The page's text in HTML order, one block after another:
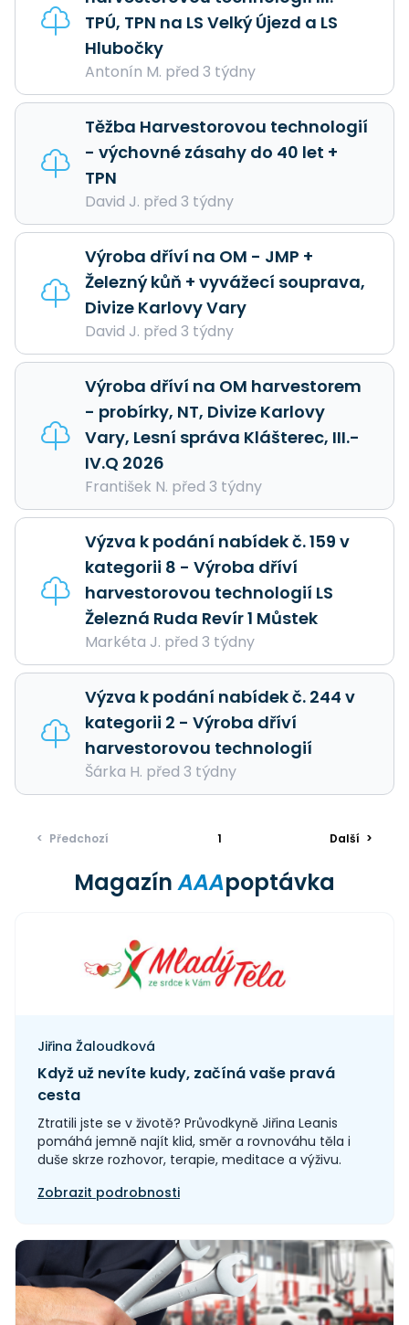
TPÚ, TPN na LS Velký Újezd a LS
Hlubočky
Antonín M. před 3 týdny
Těžba Harvestorovou technologií
- výchovné zásahy do 40 let +
TPN
David J. před 3 týdny
Výroba dříví na OM - JMP +
Železný kůň + vyvážecí souprava,
Divize Karlovy Vary
David J. před 3 týdny
Výroba dříví na OM harvestorem
- probírky, NT, Divize Karlovy
Vary, Lesní správa Klášterec, III.-
IV.Q 2026
František N. před 3 týdny
Výzva k podání nabídek č. 159 v
kategorii 8 - Výroba dříví
harvestorovou technologií LS
Železná Ruda Revír 1 Můstek
Markéta J. před 3 týdny
Výzva k podání nabídek č. 244 v
kategorii 2 - Výroba dříví
harvestorovou technologií
Šárka H. před 3 týdny
< Předchozí 1 Další >
MagazínAAApoptávka
Jiřina Žaloudková
Když už nevíte kudy, začíná vaše pravá
cesta
Ztratili jste se v životě? Průvodkyně Jiřina Leanis
pomáhá jemně najít klid, směr a rovnováhu těla i
duše skrze rozhovor, terapie, meditace a výživu.
Zobrazit podrobnosti